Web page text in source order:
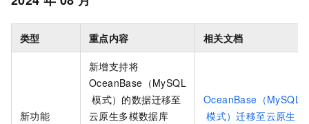
类型 重点内容 相关文档
新功能
新增支持将
OceanBase（MySQL
模式）的数据迁移至
云原生多模数据库
OceanBase（MySQL
模式）迁移至云原生